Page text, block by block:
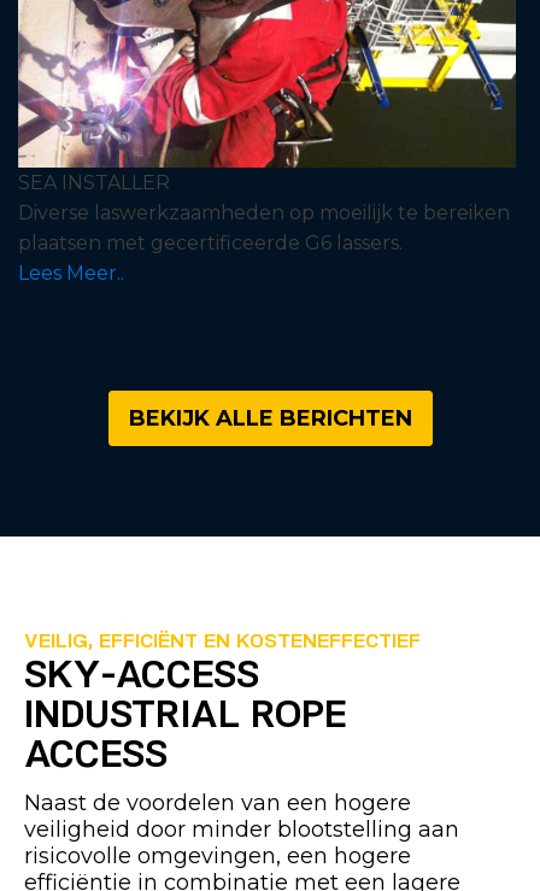
SEA INSTALLER
Diverse laswerkzaamheden op moeilijk te bereiken
plaatsen met gecertificeerde G6 lassers.
Lees Meer..
BEKIJK ALLE BERICHTEN
VEILIG, EFFICIËNT EN KOSTENEFFECTIEF
SKY-ACCESS
INDUSTRIAL ROPE
ACCESS
Naast de voordelen van een hogere
veiligheid door minder blootstelling aan
risicovolle omgevingen, een hogere
efficiëntie in combinatie met een lagere